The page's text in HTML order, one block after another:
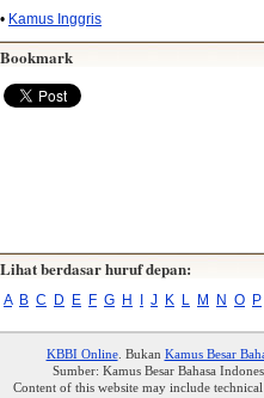
• Kamus Inggris
Bookmark
Lihat berdasar huruf depan:
A B C D E F G H I J K L M N O P
KBBI Online. Bukan Kamus Besar
Sumber: Kamus Besar Bahasa
Content of this website may include